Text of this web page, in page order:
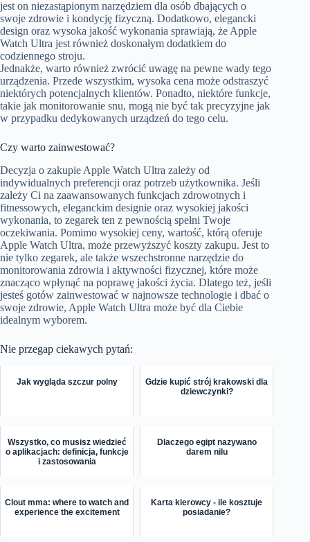
jest on niezastąpionym narzędziem dla osób dbających o
swoje zdrowie i kondycję fizyczną. Dodatkowo, elegancki
design oraz wysoka jakość wykonania sprawiają, że Apple
Watch Ultra jest również doskonałym dodatkiem do
codziennego stroju.
Jednakże, warto również zwrócić uwagę na pewne wady tego
urządzenia. Przede wszystkim, wysoka cena może odstraszyć
niektórych potencjalnych klientów. Ponadto, niektóre funkcje,
takie jak monitorowanie snu, mogą nie być tak precyzyjne jak
w przypadku dedykowanych urządzeń do tego celu.
Czy warto zainwestować?
Decyzja o zakupie Apple Watch Ultra zależy od
indywidualnych preferencji oraz potrzeb użytkownika. Jeśli
zależy Ci na zaawansowanych funkcjach zdrowotnych i
fitnessowych, eleganckim designie oraz wysokiej jakości
wykonania, to zegarek ten z pewnością spełni Twoje
oczekiwania. Pomimo wysokiej ceny, wartość, którą oferuje
Apple Watch Ultra, może przewyższyć koszty zakupu. Jest to
nie tylko zegarek, ale także wszechstronne narzędzie do
monitorowania zdrowia i aktywności fizycznej, które może
znacząco wpłynąć na poprawę jakości życia. Dlatego też, jeśli
jesteś gotów zainwestować w najnowsze technologie i dbać o
swoje zdrowie, Apple Watch Ultra może być dla Ciebie
idealnym wyborem.
Nie przegap ciekawych pytań:
Jak wygląda szczur polny
Gdzie kupić strój krakowski dla
dziewczynki?
Wszystko, co musisz wiedzieć
o aplikacjach: definicja, funkcje
i zastosowania
Dlaczego egipt nazywano
darem nilu
Clout mma: where to watch and
experience the excitement
Karta kierowcy - ile kosztuje
posiadanie?